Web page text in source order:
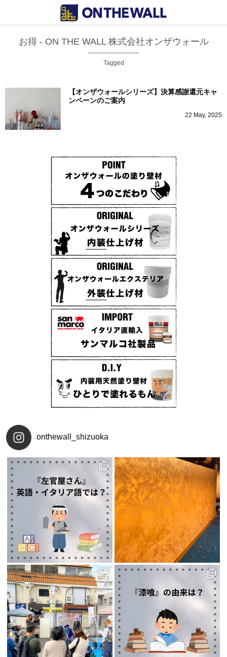
お得 - ON THE WALL 株式会社オンザウォール
Tagged
【オンザウォールシリーズ】決算感謝還元キャ
ンペーンのご案内
22 May, 2025
onthewall_shizuoka